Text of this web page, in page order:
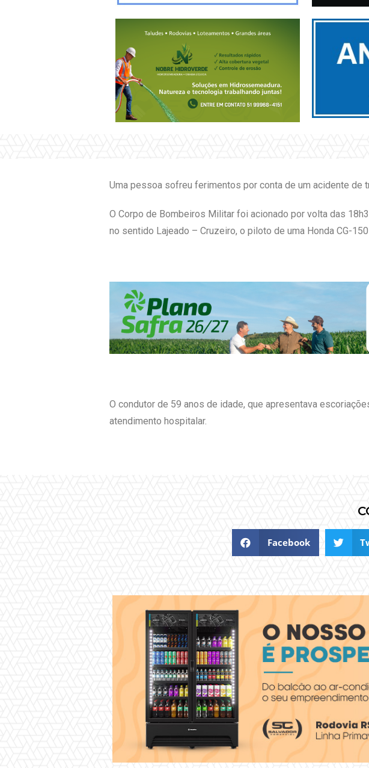
Uma pessoa sofreu ferimentos por conta de um acidente de
O Corpo de Bombeiros Militar foi acionado por volta das
no sentido Lajeado – Cruzeiro, o piloto de uma Honda CG-
O condutor de 59 anos de idade, que apresentava
atendimento hospitalar.
Facebook